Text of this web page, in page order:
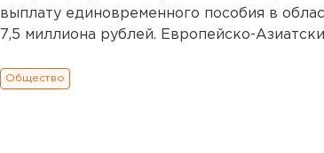
выплату единовременного пособия в
7,5 миллиона рублей. Европейско-
Общество